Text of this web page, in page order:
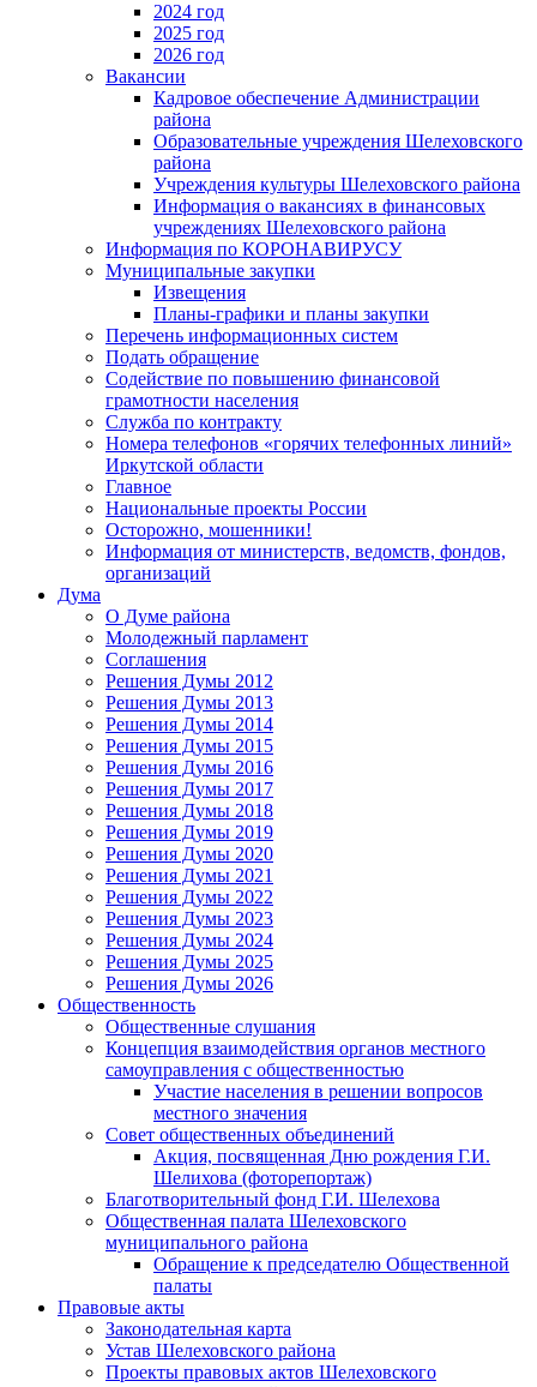
2024 год
2025 год
2026 год
Вакансии
Кадровое обеспечение Администрации
района
Образовательные учреждения Шелеховского
района
Учреждения культуры Шелеховского района
Информация о вакансиях в финансовых
учреждениях Шелеховского района
Информация по КОРОНАВИРУСУ
Муниципальные закупки
Извещения
Планы-графики и планы закупки
Перечень информационных систем
Подать обращение
Содействие по повышению финансовой
грамотности населения
Служба по контракту
Номера телефонов «горячих телефонных линий»
Иркутской области
Главное
Национальные проекты России
Осторожно, мошенники!
Информация от министерств, ведомств, фондов,
организаций
Дума
О Думе района
Молодежный парламент
Соглашения
Решения Думы 2012
Решения Думы 2013
Решения Думы 2014
Решения Думы 2015
Решения Думы 2016
Решения Думы 2017
Решения Думы 2018
Решения Думы 2019
Решения Думы 2020
Решения Думы 2021
Решения Думы 2022
Решения Думы 2023
Решения Думы 2024
Решения Думы 2025
Решения Думы 2026
Общественность
Общественные слушания
Концепция взаимодействия органов местного
самоуправления с общественностью
Участие населения в решении вопросов
местного значения
Совет общественных объединений
Акция, посвященная Дню рождения Г.И.
Шелихова (фоторепортаж)
Благотворительный фонд Г.И. Шелехова
Общественная палата Шелеховского
муниципального района
Обращение к председателю Общественной
палаты
Правовые акты
Законодательная карта
Устав Шелеховского района
Проекты правовых актов Шелеховского